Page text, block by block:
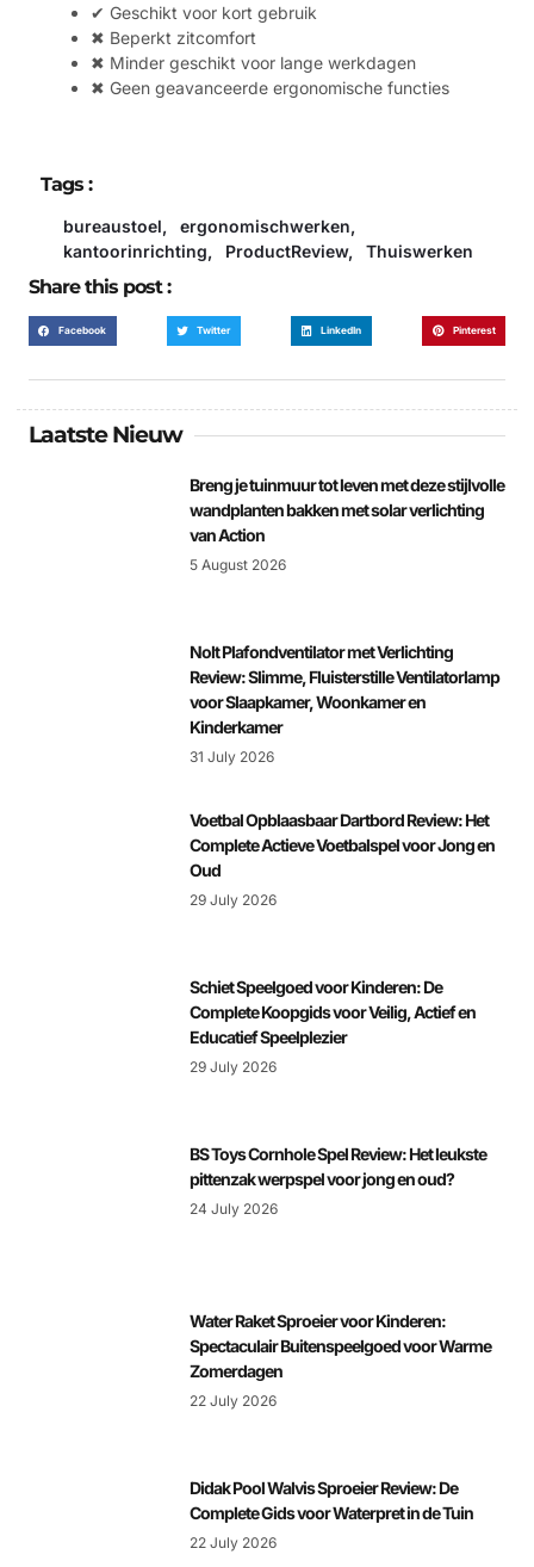
✔ Geschikt voor kort gebruik
✖ Beperkt zitcomfort
✖ Minder geschikt voor lange werkdagen
✖ Geen geavanceerde ergonomische functies
bureaustoel, ergonomischwerken,
kantoorinrichting, ProductReview, Thuiswerken
Tags :
Share this post :
Facebook Twitter LinkedIn Pinterest
Laatste Nieuw
Breng je tuinmuur tot leven met deze stijlvolle
wandplanten bakken met solar verlichting
van Action
5 August 2026
Nolt Plafondventilator met Verlichting
Review: Slimme, Fluisterstille Ventilatorlamp
voor Slaapkamer, Woonkamer en
Kinderkamer
31 July 2026
Voetbal Opblaasbaar Dartbord Review: Het
Complete Actieve Voetbalspel voor Jong en
Oud
29 July 2026
Schiet Speelgoed voor Kinderen: De
Complete Koopgids voor Veilig, Actief en
Educatief Speelplezier
29 July 2026
BS Toys Cornhole Spel Review: Het leukste
pittenzak werpspel voor jong en oud?
24 July 2026
Water Raket Sproeier voor Kinderen:
Spectaculair Buitenspeelgoed voor Warme
Zomerdagen
22 July 2026
Didak Pool Walvis Sproeier Review: De
Complete Gids voor Waterpret in de Tuin
22 July 2026